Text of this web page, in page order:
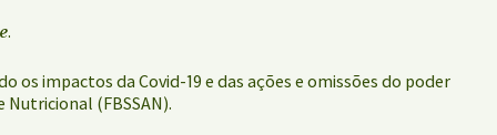
.
impactos da Covid-19 e das ações e omissões do poder
(FBSSAN).